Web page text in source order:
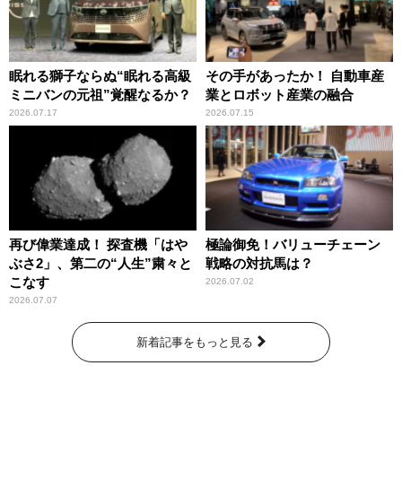
眠れる獅子ならぬ“眠れる高級
ミニバンの元祖”覚醒なるか？
2026.07.17
その手があったか！ 自動車産
業とロボット産業の融合
2026.07.15
再び偉業達成！ 探査機「はや
ぶさ2」、第二の“人生”粛々と
こなす
2026.07.07
極論御免！バリューチェーン
戦略の対抗馬は？
2026.07.02
新着記事をもっと見る